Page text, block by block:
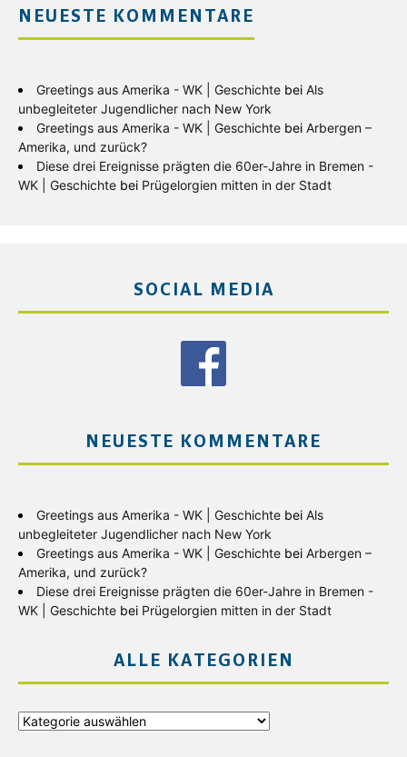
NEUESTE KOMMENTARE
Greetings aus Amerika - WK | Geschichte bei Als
unbegleiteter Jugendlicher nach New York
Greetings aus Amerika - WK | Geschichte bei Arbergen –
Amerika, und zurück?
Diese drei Ereignisse prägten die 60er-Jahre in Bremen -
WK | Geschichte bei Prügelorgien mitten in der Stadt
SOCIAL MEDIA
NEUESTE KOMMENTARE
Greetings aus Amerika - WK | Geschichte bei Als
unbegleiteter Jugendlicher nach New York
Greetings aus Amerika - WK | Geschichte bei Arbergen –
Amerika, und zurück?
Diese drei Ereignisse prägten die 60er-Jahre in Bremen -
WK | Geschichte bei Prügelorgien mitten in der Stadt
ALLE KATEGORIEN
Alle